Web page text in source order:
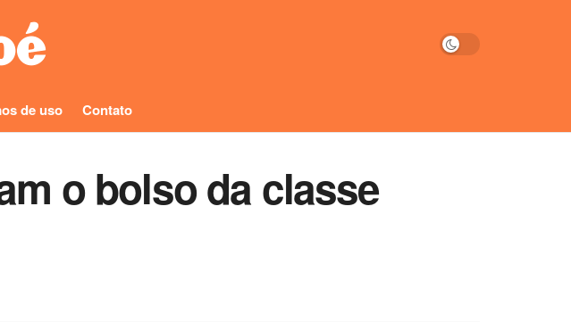
de uso Contato
o bolso da classe